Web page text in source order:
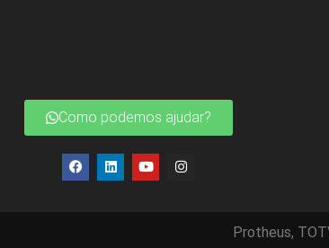
Como podemos ajudar?
Protheus,